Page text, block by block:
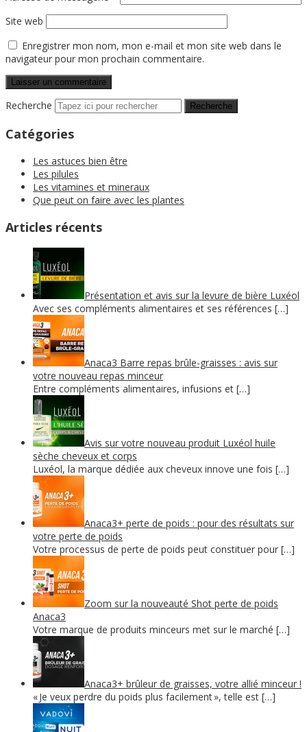
Site web
Enregistrer mon nom, mon e-mail et mon site web dans le
navigateur pour mon prochain commentaire.
Recherche
Catégories
Les astuces bien être
Les pilules
Les vitamines et mineraux
Que peut on faire avec les plantes
Articles récents
Présentation et avis sur la levure de bière Luxéol
Avec ses compléments alimentaires et ses références […]
Anaca3 Barre repas brûle-graisses : avis sur
votre nouveau repas minceur
Entre compléments alimentaires, infusions et […]
Avis sur votre nouveau produit Luxéol huile
sèche cheveux et corps
Luxéol, la marque dédiée aux cheveux innove une fois […]
Anaca3+ perte de poids : pour des résultats sur
votre perte de poids
Votre processus de perte de poids peut constituer pour […]
Zoom sur la nouveauté Shot perte de poids
Anaca3
Votre marque de produits minceurs met sur le marché […]
Anaca3+ brûleur de graisses, votre allié minceur !
« Je veux perdre du poids plus facilement », telle est […]